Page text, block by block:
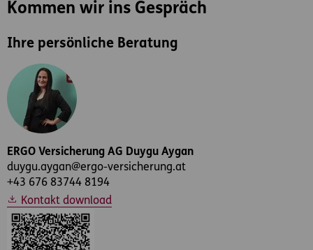
Kommen wir ins Gespräch
Ihre persönliche Beratung
ERGO Versicherung AG Duygu Aygan
duygu.aygan@ergo-versicherung.at
+43 676 83744 8194
Kontakt download